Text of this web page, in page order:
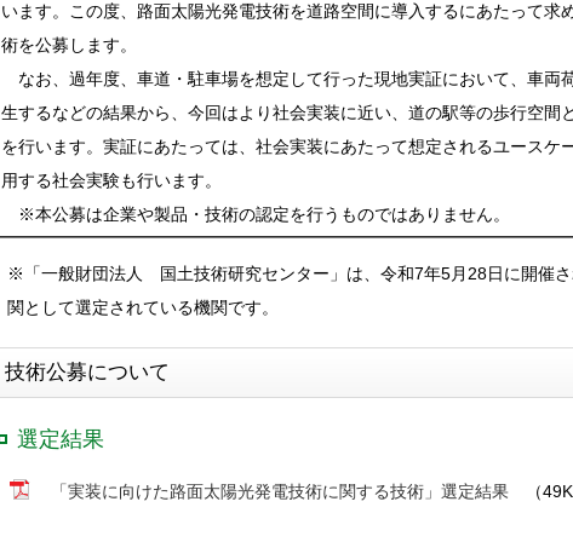
います。この度、路面太陽光発電技術を道路空間に導入するにあたって求
術を公募します。
なお、過年度、車道・駐車場を想定して行った現地実証において、車両
生するなどの結果から、今回はより社会実装に近い、道の駅等の歩行空間
を行います。実証にあたっては、社会実装にあたって想定されるユースケ
用する社会実験も行います。
※本公募は企業や製品・技術の認定を行うものではありません。
※「一般財団法人 国土技術研究センター」は、令和7年5月28日に開催
関として選定されている機関です。
技術公募について
選定結果
「実装に向けた路面太陽光発電技術に関する技術」選定結果 （